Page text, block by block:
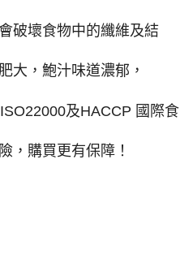
破壞食物中的纖維及結
大，鮑汁味道濃郁，
及HACCP 國際食
，購買更有保障！